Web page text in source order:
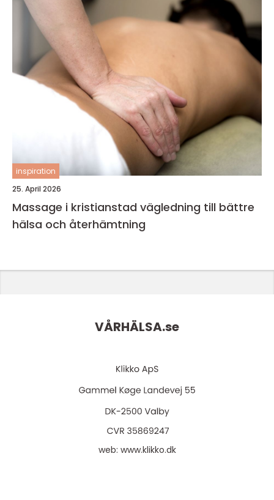
inspiration
25. April 2026
Massage i kristianstad vägledning till bättre
hälsa och återhämtning
VÅRHÄLSA.se
web: www.klikko.dk